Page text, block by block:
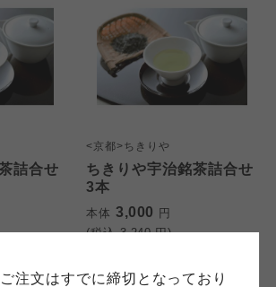
注文はすでに締切となっており
詰合せ
<京都>ちきりや
ちきりや宇治銘茶詰合せ
3本
本体 3,000 円
(税込3,240円)
款（ご利用規約・ご利
規程）について
つの生協から業務委託を受けて、
いる生協が定める利用約款をご
利用ください。なお、クチコミ
、利用約款の細則として規定さ
コープしが
報保護方針について
7つの生協から業務委託を受けて、
業連合が運営しています。お預
人情報については、コープ事業
す。
、ならびに各生協の「個人情報
ださい。
引法に基づく表記につ
つの生協から業務委託を受けて、
ぞれご利用の生協となります。
商取引法に基づく表記につい
各生協のボタンをクリックして
。
コープしが